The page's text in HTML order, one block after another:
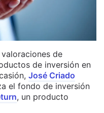
de
de inversión en
José Criado
el fondo de inversión
, un producto